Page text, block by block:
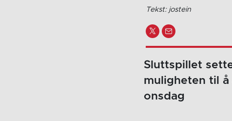
Tekst: jostein
Sluttspillet
muligheten til
onsdag